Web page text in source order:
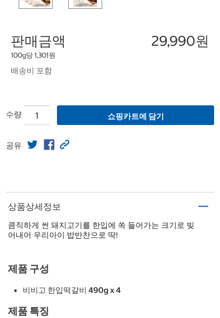
판매금액 29,990원
100g당 1,301원
배송비 포함
수량 쇼핑카트에 담기
공유
상품상세정보
큼직하게 썬 돼지고기를 한입에 쏙 들어가는 크기로 빚
어내어 우리아이 밥반찬으로 딱!
제품 구성
비비고 한입떡갈비 490g x 4
제품 특징